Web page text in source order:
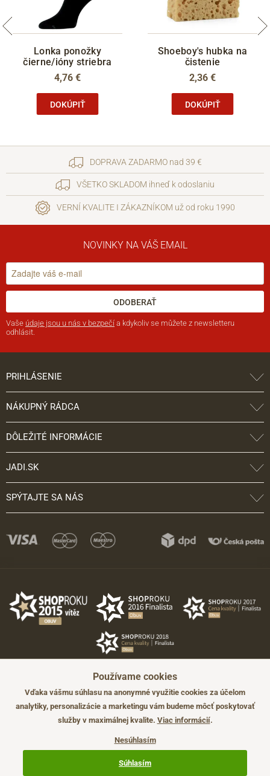
Lonka ponožky
čierne/ióny striebra
4,76 €
DOKÚPIŤ
Shoeboy's hubka na
čistenie
2,36 €
DOKÚPIŤ
DOPRAVA ZADARMO nad 39 €
VŠETKO SKLADOM ihneď k odoslaniu
VERNÍ KVALITE I ZÁKAZNÍKOM už od roku 1990
NOVINKY NA VÁŠ EMAIL
ODOBERAŤ
Vaše údaje jsou u nás v bezpečí a kdykoliv se můžete z newsletteru
odhlásit.
PRIHLÁSENIE
NÁKUPNÝ RÁDCA
DÔLEŽITÉ INFORMÁCIE
JADI.SK
SPÝTAJTE SA NÁS
Údaje majú len informatívny charakter a môžu byť zmenené bez
Používame cookies
Vďaka vášmu súhlasu na anonymné využitie cookies za účelom
analytiky, personalizácie a marketingu vám budeme môcť poskytovať
služby v maximálnej kvalite. Viac informácií.
Nesúhlasím
Súhlasím